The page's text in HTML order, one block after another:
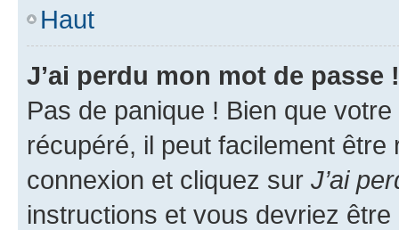
Haut
J’ai perdu mon mot de passe !
Pas de panique ! Bien que
récupéré, il peut facilement
connexion et cliquez sur J’ai
instructions et vous devriez